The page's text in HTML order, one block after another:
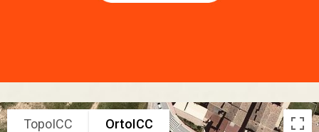
TopoICC OrtoICC